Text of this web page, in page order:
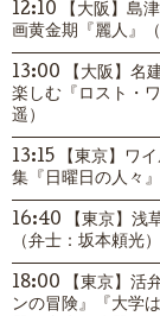
12:10 【大阪】島
画黄金期『麗人』
13:00 【大阪】名
楽しむ『ロスト・
遥）
13:15 【東京】ワ
集『日曜日の人々』
16:40 【東京】浅
（弁士：坂本頼光）
18:00 【東京】活
ンの冒険』『大学